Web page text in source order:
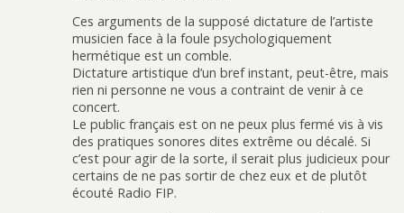
Ces arguments de la supposé dictature de l’artiste
musicien face à la foule psychologiquement
hermétique est un comble.
Dictature artistique d’un bref instant, peut-être, mais
rien ni personne ne vous a contraint de venir à ce
concert.
Le public français est on ne peux plus fermé vis à vis
des pratiques sonores dites extrême ou décalé. Si
c’est pour agir de la sorte, il serait plus judicieux pour
certains de ne pas sortir de chez eux et de plutôt
écouté Radio FIP.